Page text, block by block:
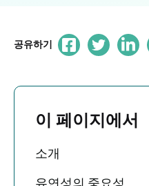
공유하기
이 페이지에서
소개